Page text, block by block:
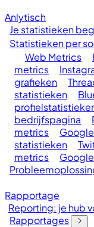
Anlytisch
Je statistieken
Statistieken per
Web Metrics
metrics
grafieken
statistieken
bedrijfspagina
metrics
statistieken
metrics
Rapportage
Reporting: je hub
Rapportages